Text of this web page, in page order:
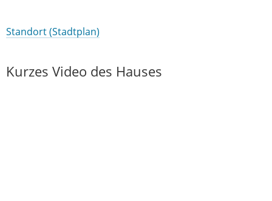
Standort (Stadtplan)
Kurzes Video des Hauses